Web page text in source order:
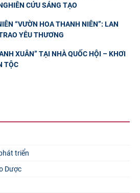
CỨU SÁNG TẠO
“VƯỜN HOA THANH NIÊN”: LAN
YÊU THƯƠNG
XUÂN” TẠI NHÀ QUỐC HỘI – KHƠI
TỘC
triển
Dược